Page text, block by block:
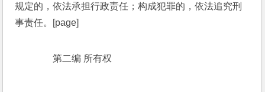
规定的，依法承担行政责任；构成犯罪的，依法追究刑
事责任。[page]
第二编 所有权